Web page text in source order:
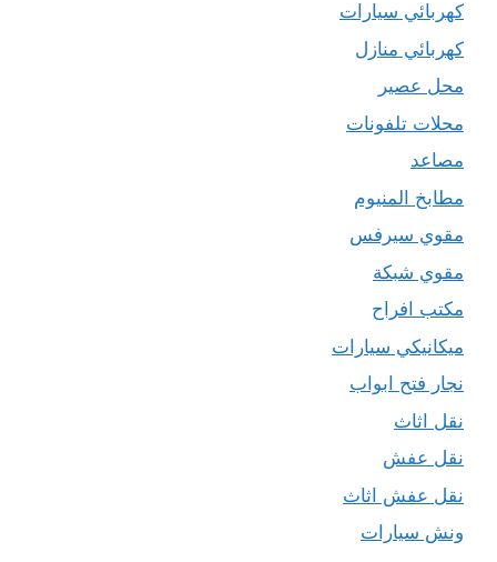
كهربائي سيارات
كهربائي منازل
محل عصير
محلات تلفونات
مصاعد
مطابخ المنيوم
مقوي سيرفس
مقوي شبكة
مكتب افراح
ميكانيكي سيارات
نجار فتح ابواب
نقل اثاث
نقل عفش
نقل عفش اثاث
ونش سيارات